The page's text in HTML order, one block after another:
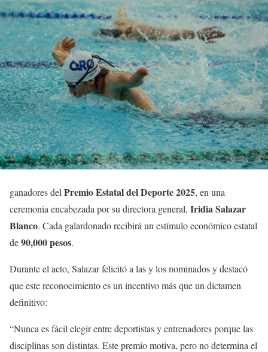
ganadores del Premio Estatal del Deporte 2025, en una
ceremonia encabezada por su directora general, Iridia Salazar
Blanco. Cada galardonado recibirá un estímulo económico estatal
de90,000 pesos.
Durante el acto, Salazar felicitó a las y los nominados y destacó
que este reconocimiento es un incentivo más que un dictamen
definitivo:
“Nunca es fácil elegir entre deportistas y entrenadores porque las
disciplinas son distintas. Este premio motiva, pero no determina el